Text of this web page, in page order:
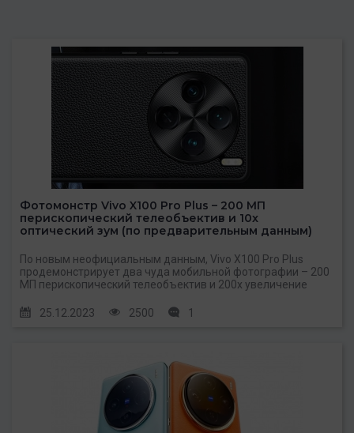
Фотомонстр Vivo X100 Pro Plus – 200 МП
перископический телеобъектив и 10x
оптический зум (по предварительным данным)
По новым неофициальным данным, Vivo X100 Pro Plus
продемонстрирует два чуда мобильной фотографии – 200
МП перископический телеобъектив и 200x увеличение
25.12.2023 2500 1